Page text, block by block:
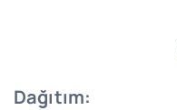
Dağıtım: